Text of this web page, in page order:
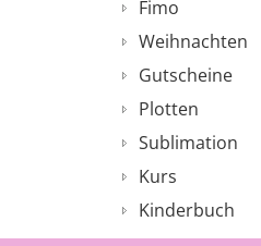
Fimo
Weihnachten
Gutscheine
Plotten
Sublimation
Kurs
Kinderbuch